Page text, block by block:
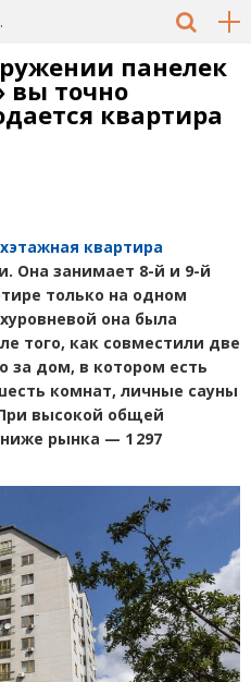
панелек
вы точно
квартира
квартира
Она занимает 8-й и 9-й
только на одном
она была
того, как совместили две
за дом, в котором есть
комнат, личные сауны
высокой общей
рынка — 1 297